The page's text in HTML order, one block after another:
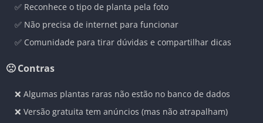
✅ Reconhece o tipo de planta pela foto
✅ Não precisa de internet para funcionar
✅ Comunidade para tirar dúvidas e compartilhar dicas
🙁 Contras
❌ Algumas plantas raras não estão no banco de dados
❌ Versão gratuita tem anúncios (mas não atrapalham)